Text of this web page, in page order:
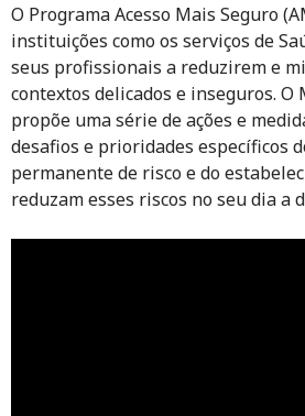
O Programa Acesso Mais Seguro
instituições como os serviços de
seus profissionais a reduzirem e
contextos delicados e inseguros. O
propõe uma série de ações e
desafios e prioridades específicos
permanente de risco e do
reduzam esses riscos no seu dia a